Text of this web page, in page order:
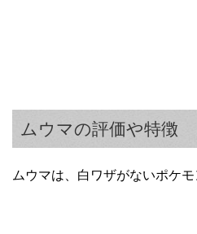
ムウマの評価や特徴
ムウマは、白ワザがないポケモ